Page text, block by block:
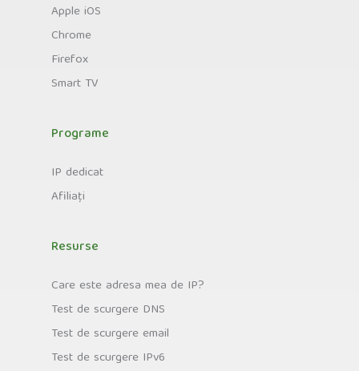
Apple iOS
Chrome
Firefox
Smart TV
Programe
IP dedicat
Afiliați
Resurse
Care este adresa mea de IP?
Test de scurgere DNS
Test de scurgere email
Test de scurgere IPv6